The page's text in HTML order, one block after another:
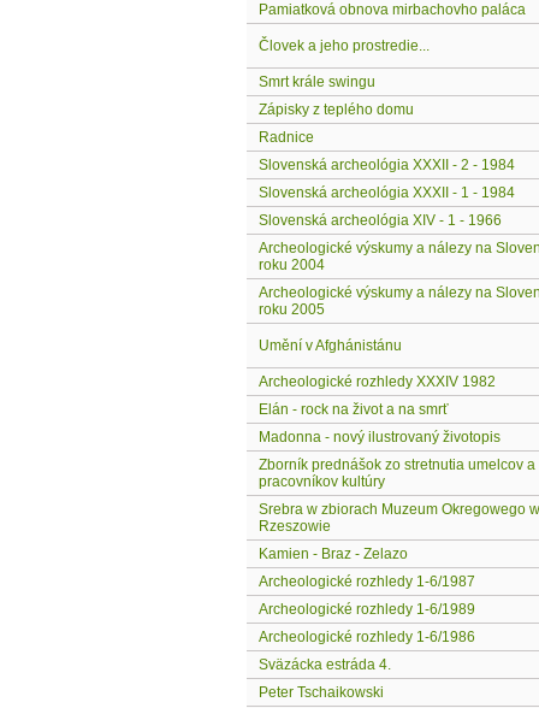
Pamiatková obnova mirbachovho paláca
Človek a jeho prostredie...
Smrt krále swingu
Zápisky z teplého domu
Radnice
Slovenská archeológia XXXII - 2 - 1984
Slovenská archeológia XXXII - 1 - 1984
Slovenská archeológia XIV - 1 - 1966
Archeologické výskumy a nálezy na
roku 2004
Archeologické výskumy a nálezy na
roku 2005
Umění v Afghánistánu
Archeologické rozhledy XXXIV 1982
Elán - rock na život a na smrť
Madonna - nový ilustrovaný životopis
Zborník prednášok zo stretnutia umelcov a
pracovníkov kultúry
Srebra w zbiorach Muzeum Okregowego w
Rzeszowie
Kamien - Braz - Zelazo
Archeologické rozhledy 1-6/1987
Archeologické rozhledy 1-6/1989
Archeologické rozhledy 1-6/1986
Sväzácka estráda 4.
Peter Tschaikowski